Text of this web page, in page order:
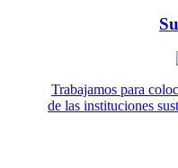
Trabajamos para
de las instituciones